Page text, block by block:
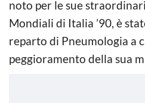
noto per le sue
Mondiali di Italia ’90, è
reparto di Pneumologia a
peggioramento della sua